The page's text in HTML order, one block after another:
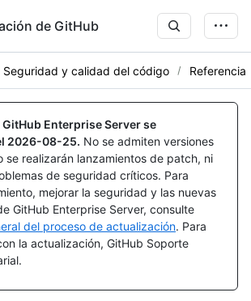
de GitHub
Seguridad y calidad del código Referencia
Enterprise Server se
2026-08-25. No se admiten versiones
se realizarán lanzamientos de patch, ni
de seguridad críticos. Para
mejorar la seguridad y las nuevas
GitHub Enterprise Server, consulte
del proceso de actualización. Para
la actualización, GitHub Soporte